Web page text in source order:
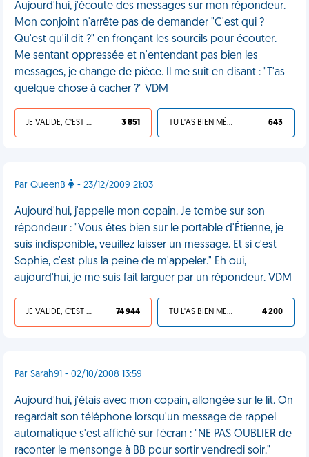
Aujourd'hui, j'écoute des messages sur mon répondeur.
Mon conjoint n'arrête pas de demander "C'est qui ?
Qu'est qu'il dit ?" en fronçant les sourcils pour écouter.
Me sentant oppressée et n'entendant pas bien les
messages, je change de pièce. Il me suit en disant : "T'as
quelque chose à cacher ?" VDM
JE VALIDE, C'EST UNE VDM 3 851 TU L'AS BIEN MÉRITÉ 643
Par QueenB - 23/12/2009 21:03
Aujourd'hui, j'appelle mon copain. Je tombe sur son
répondeur : "Vous êtes bien sur le portable d'Étienne, je
suis indisponible, veuillez laisser un message. Et si c'est
Sophie, c'est plus la peine de m'appeler." Eh oui,
aujourd'hui, je me suis fait larguer par un répondeur. VDM
JE VALIDE, C'EST UNE VDM 74 944 TU L'AS BIEN MÉRITÉ 4 200
Par Sarah91 - 02/10/2008 13:59
Aujourd'hui, j'étais avec mon copain, allongée sur le lit. On
regardait son téléphone lorsqu'un message de rappel
automatique s'est affiché sur l'écran : "NE PAS OUBLIER de
raconter le mensonge à BB pour sortir vendredi soir."